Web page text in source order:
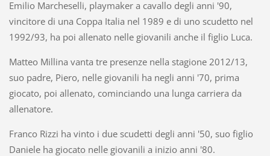
Emilio Marcheselli, playmaker a cavallo degli anni '90,
vincitore di una Coppa Italia nel 1989 e di uno scudetto nel
1992/93, ha poi allenato nelle giovanili anche il figlio Luca.
Matteo Millina vanta tre presenze nella stagione 2012/13,
suo padre, Piero, nelle giovanili ha negli anni '70, prima
giocato, poi allenato, cominciando una lunga carriera da
allenatore.
Franco Rizzi ha vinto i due scudetti degli anni '50, suo figlio
Daniele ha giocato nelle giovanili a inizio anni '80.